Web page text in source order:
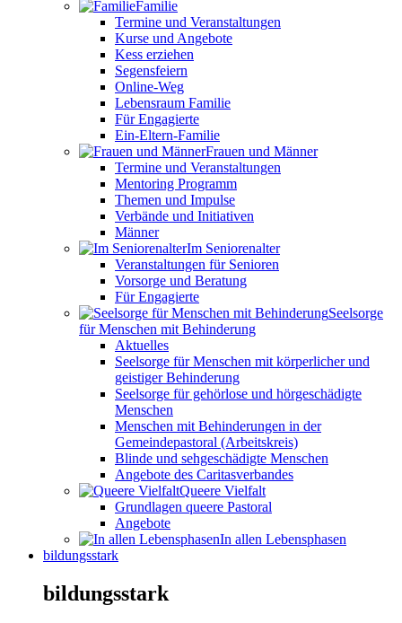
Familie
Termine und Veranstaltungen
Kurse und Angebote
Kess erziehen
Segensfeiern
Online-Weg
Lebensraum Familie
Für Engagierte
Ein-Eltern-Familie
Frauen und Männer
Termine und Veranstaltungen
Mentoring Programm
Themen und Impulse
Verbände und Initiativen
Männer
Im Seniorenalter
Veranstaltungen für Senioren
Vorsorge und Beratung
Für Engagierte
Seelsorge
für Menschen mit Behinderung
Aktuelles
Seelsorge für Menschen mit körperlicher und
geistiger Behinderung
Seelsorge für gehörlose und hörgeschädigte
Menschen
Menschen mit Behinderungen in der
Gemeindepastoral (Arbeitskreis)
Blinde und sehgeschädigte Menschen
Angebote des Caritasverbandes
Queere Vielfalt
Grundlagen queere Pastoral
Angebote
In allen Lebensphasen
bildungsstark
bildungsstark